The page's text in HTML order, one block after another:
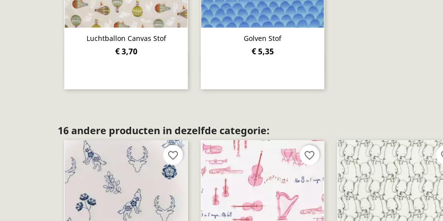
Luchtballon Canvas Stof
€ 3,70
Golven Stof
€ 5,35
16 andere producten in dezelfde categorie:
favorite_border favorite_border